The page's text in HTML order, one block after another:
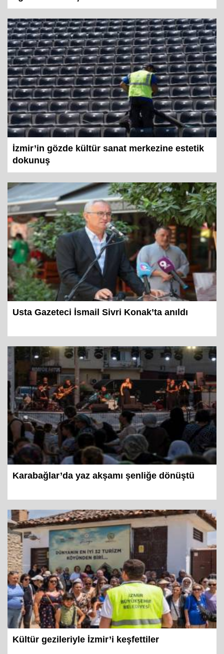
İzmir’in gözde kültür sanat merkezine estetik
dokunuş
Usta Gazeteci İsmail Sivri Konak’ta anıldı
Karabağlar’da yaz akşamı şenliğe dönüştü
Kültür gezileriyle İzmir’i keşfettiler